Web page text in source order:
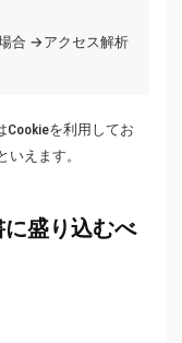
合 →アクセス解析
Cookieを利用してお
えます。
に盛り込むべ